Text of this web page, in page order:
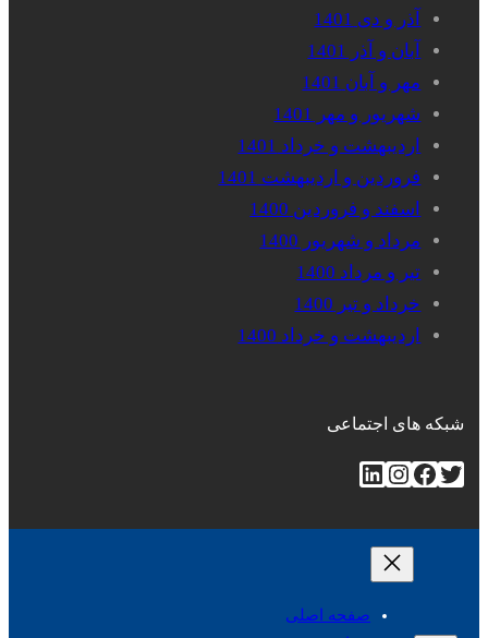
آذر و دی 1401
آبان و آذر 1401
مهر و آبان 1401
شهریور و مهر 1401
اردیبهشت و خرداد 1401
فروردین و اردیبهشت 1401
اسفند و فروردین 1400
مرداد و شهریور 1400
تیر و مرداد 1400
خرداد و تیر 1400
اردیبهشت و خرداد 1400
شبکه های اجتماعی
توییتر فیس‌بوکاینستاگرم لینکداین
صفحه اصلی